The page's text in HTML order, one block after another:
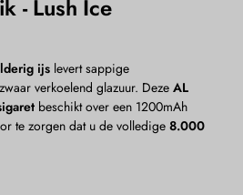
- Lush Ice
ijs levert sappige
verkoelend glazuur. Deze AL
beschikt over een 1200mAh
te zorgen dat u de volledige 8.000